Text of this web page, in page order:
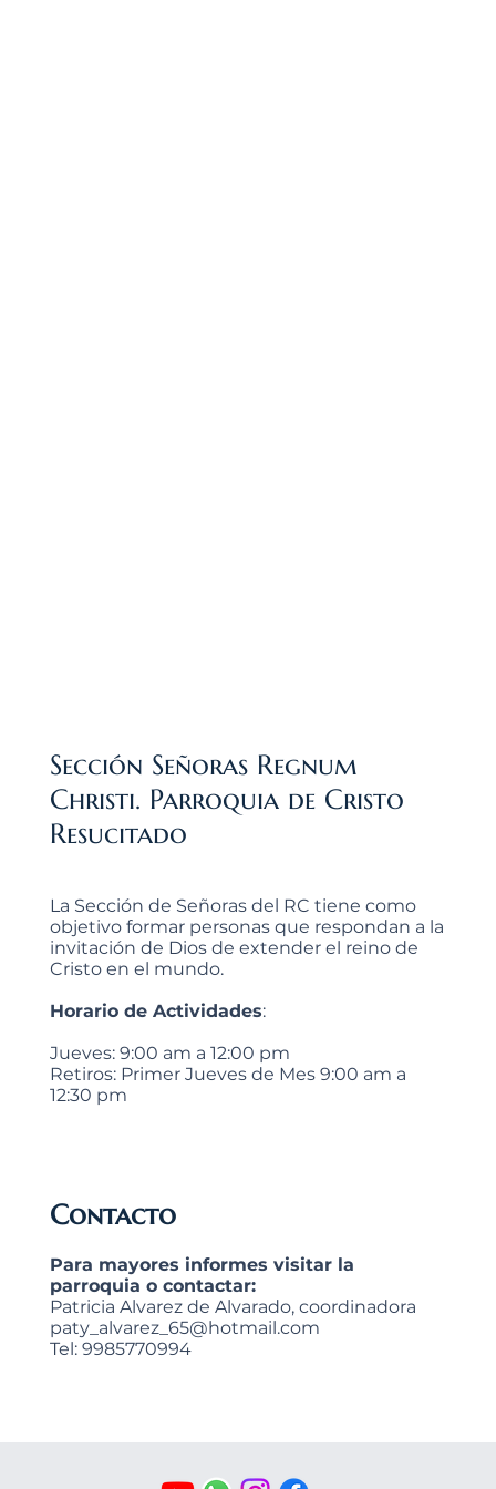
Sección Señoras Regnum
Christi. Parroquia de Cristo
Resucitado
La Sección de Señoras del RC tiene como
objetivo formar personas que respondan a la
invitación de Dios de extender el reino de
Cristo en el mundo.
Horario de Actividades:
Jueves: 9:00 am a 12:00 pm
Retiros: Primer Jueves de Mes 9:00 am a
12:30 pm
Contacto
Para mayores informes visitar la
parroquia o contactar:
Patricia Alvarez de Alvarado, coordinadora
paty_alvarez_65@hotmail.com
Tel: 9985770994